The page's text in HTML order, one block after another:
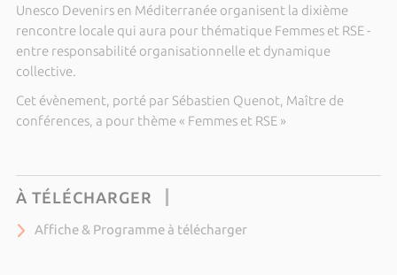
Unesco Devenirs en Méditerranée organisent la dixième
rencontre locale qui aura pour thématique Femmes et RSE -
entre responsabilité organisationnelle et dynamique
collective.
Cet évènement, porté par Sébastien Quenot, Maître de
conférences, a pour thème « Femmes et RSE »
À TÉLÉCHARGER
Affiche & Programme à télécharger